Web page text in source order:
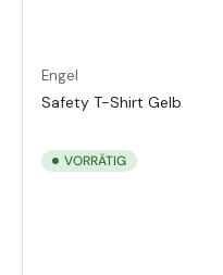
Engel
Safety T-Shirt Gelb
VORRÄTIG